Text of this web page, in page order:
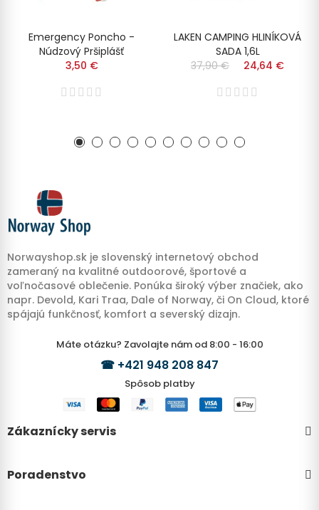
Emergency Poncho -
Núdzový Pršiplášť
3,50 €
LAKEN CAMPING HLINÍKOVÁ
SADA 1,6L
37,90 €
24,64 €
Norwayshop.sk je slovenský internetový obchod
zameraný na kvalitné outdoorové, športové a
voľnočasové oblečenie. Ponúka široký výber značiek, ako
napr. Devold, Kari Traa, Dale of Norway, či On Cloud, ktoré
spájajú funkčnosť, komfort a severský dizajn.
Máte otázku? Zavolajte nám od 8:00 - 16:00
☎ +421 948 208 847
Spôsob platby
Zákaznícky servis
Poradenstvo